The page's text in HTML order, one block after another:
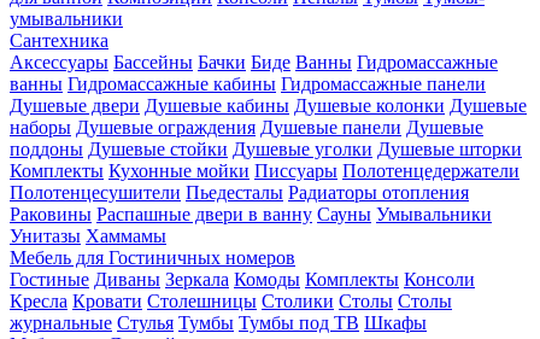
умывальники
Сантехника
Аксессуары Бассейны Бачки Биде Ванны Гидромассажные
ванны Гидромассажные кабины Гидромассажные панели
Душевые двери Душевые кабины Душевые колонки Душевые
наборы Душевые ограждения Душевые панели Душевые
поддоны Душевые стойки Душевые уголки Душевые шторки
Комплекты Кухонные мойки Писсуары Полотенцедержатели
Полотенцесушители Пьедесталы Радиаторы отопления
Раковины Распашные двери в ванну Сауны Умывальники
Унитазы Хаммамы
Мебель для Гостиничных номеров
Гостиные Диваны Зеркала Комоды Комплекты Консоли
Кресла Кровати Столешницы Столики Столы Столы
журнальные Стулья Тумбы Тумбы под ТВ Шкафы